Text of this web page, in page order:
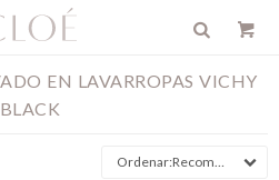
EN LAVARROPAS VICHY
BLACK
Recomendados